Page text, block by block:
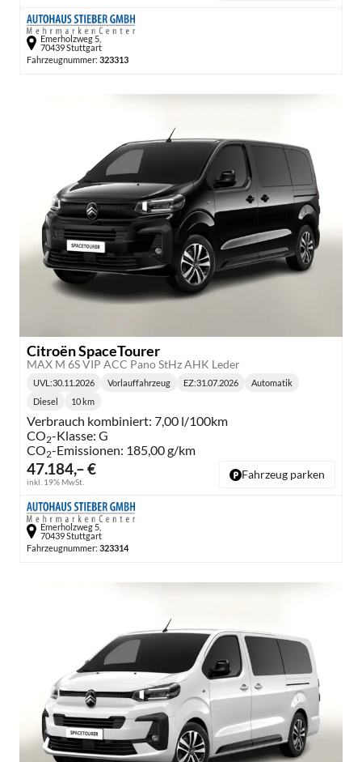
Emerholzweg 5,
70439 Stuttgart
Fahrzeugnummer: 323313
Citroën SpaceTourer
MAX M 6S VIP ACC Pano StHz AHK Leder
47.184,– €
inkl. 19% MwSt.
UVL :30.11.2026 Vorlauffahrzeug EZ:31.07.2026 Automatik
Diesel 10 km
Verbrauch kombiniert: 7,00 l/100km
CO2-Klasse: G
CO2-Emissionen: 185,00 g/km
Fahrzeug parken
Emerholzweg 5,
70439 Stuttgart
Fahrzeugnummer: 323314